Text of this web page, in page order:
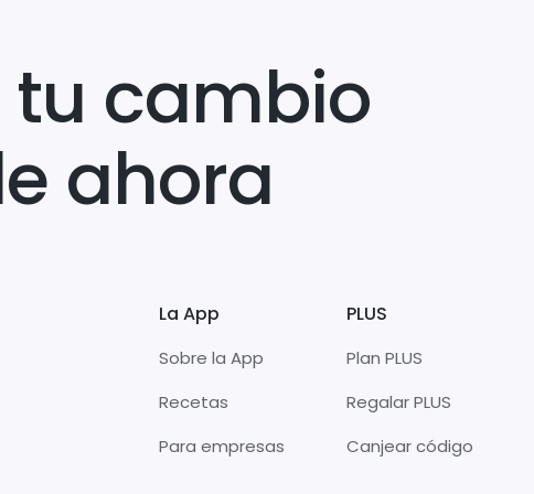
tu cambio
ahora
La App
Sobre la App
Recetas
Para empresas
PLUS
Plan PLUS
Regalar PLUS
Canjear código